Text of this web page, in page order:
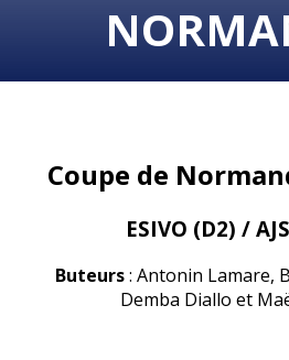
Coupe de
ESIVO (D2) /
Buteurs: Antonin Lamare,
Demba Diallo et